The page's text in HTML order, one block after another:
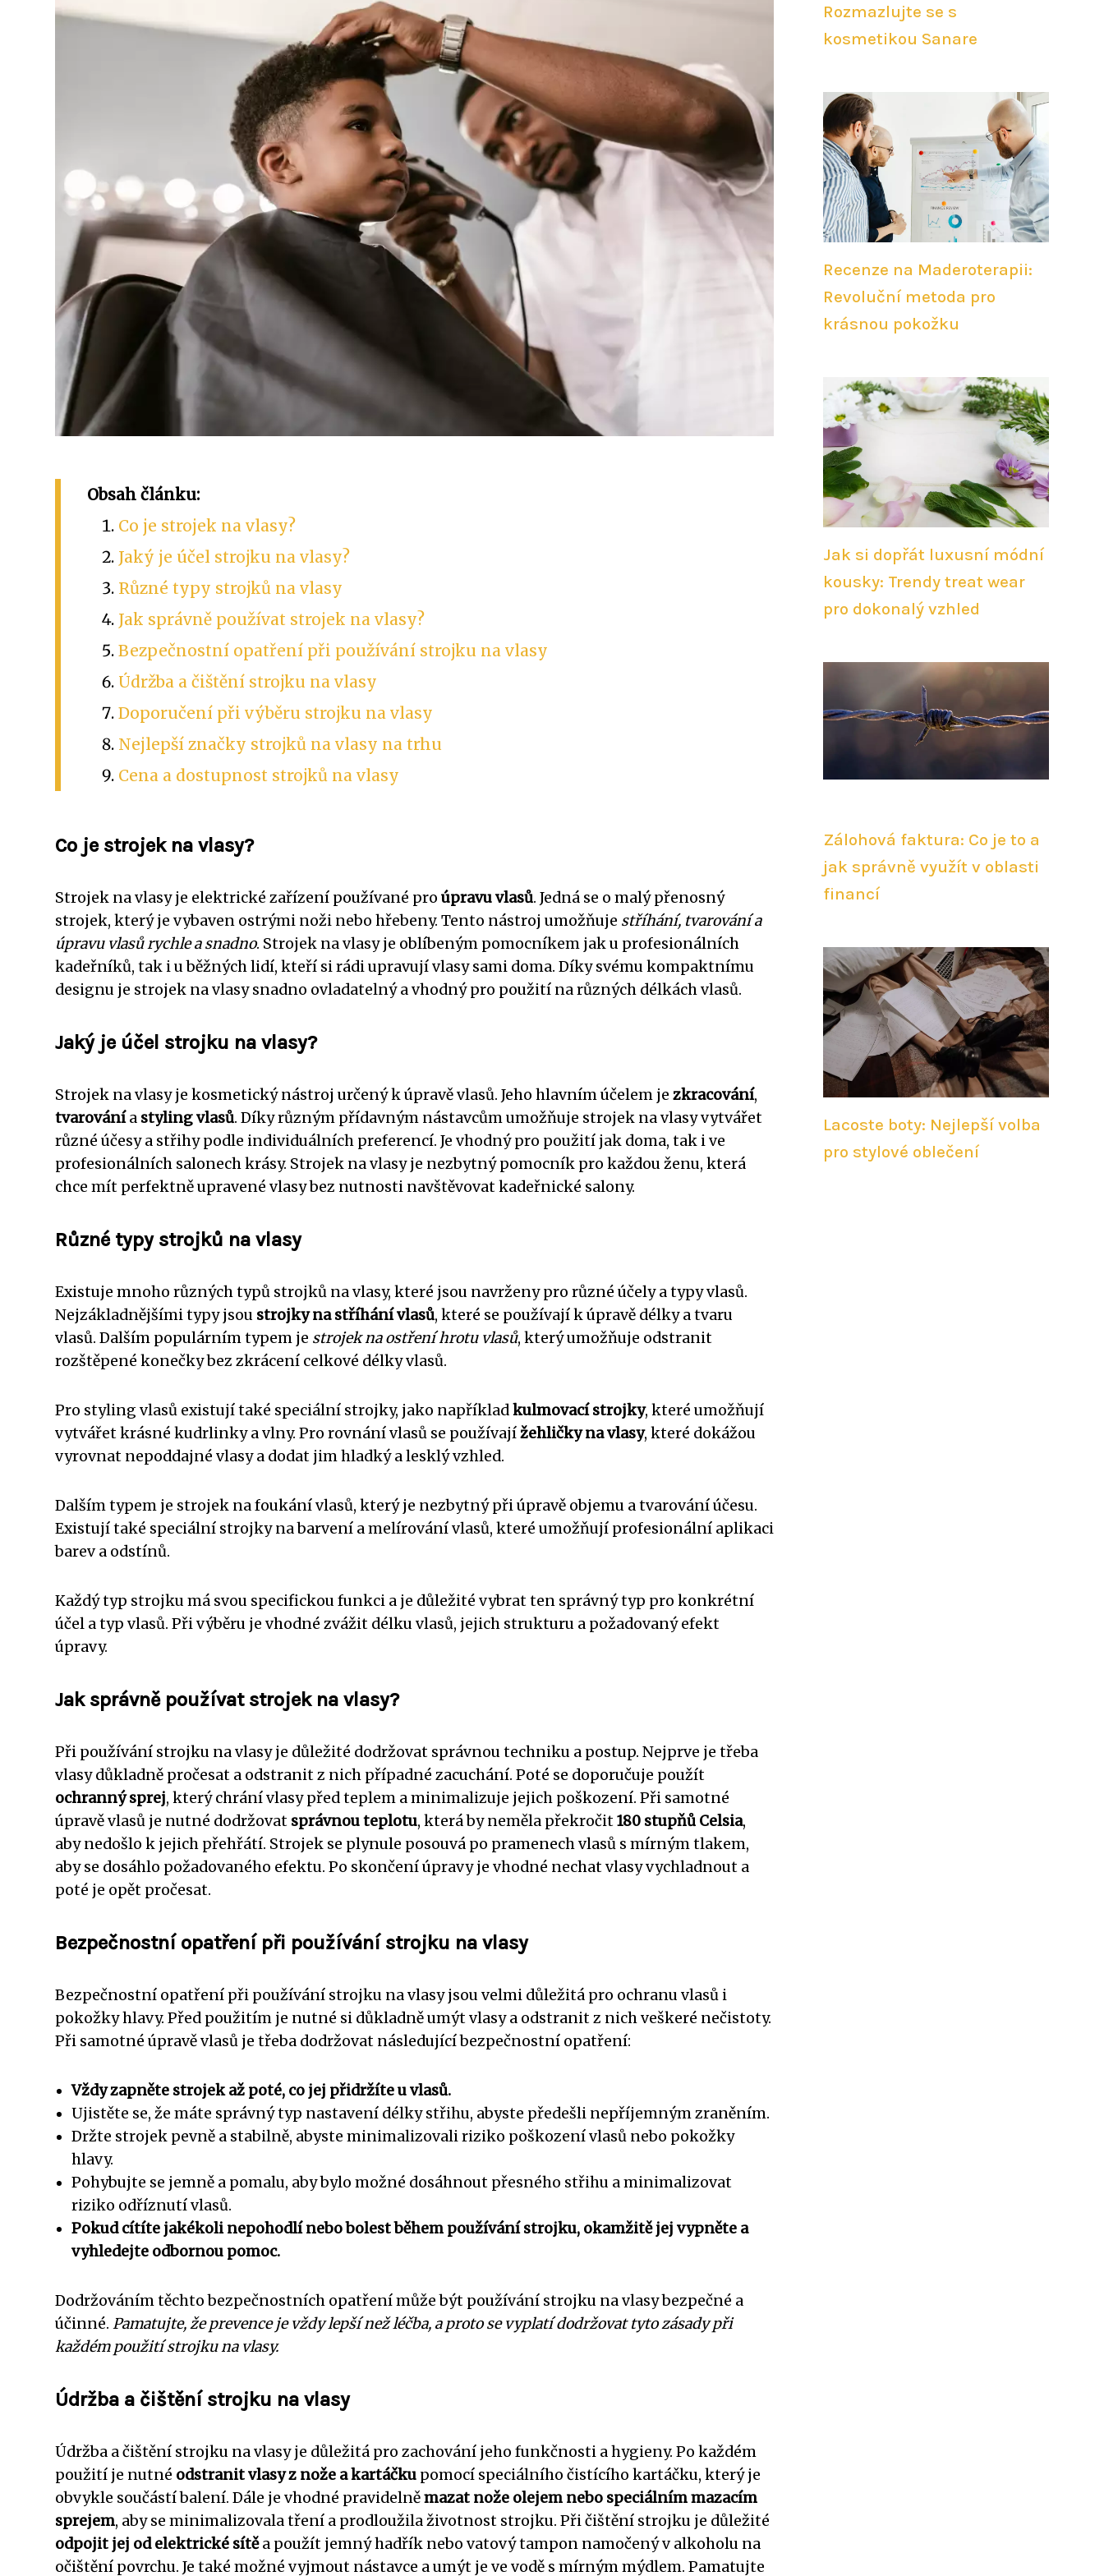
Obsah článku:
Co je strojek na vlasy?
Jaký je účel strojku na vlasy?
Různé typy strojků na vlasy
Jak správně používat strojek na vlasy?
Bezpečnostní opatření při používání strojku na vlasy
Údržba a čištění strojku na vlasy
Doporučení při výběru strojku na vlasy
Nejlepší značky strojků na vlasy na trhu
Cena a dostupnost strojků na vlasy
Co je strojek na vlasy?
Strojek na vlasy je elektrické zařízení používané pro úpravu vlasů. Jedná se o malý přenosný
strojek, který je vybaven ostrými noži nebo hřebeny. Tento nástroj umožňuje stříhání, tvarování a
úpravu vlasů rychle a snadno. Strojek na vlasy je oblíbeným pomocníkem jak u profesionálních
kadeřníků, tak i u běžných lidí, kteří si rádi upravují vlasy sami doma. Díky svému kompaktnímu
designu je strojek na vlasy snadno ovladatelný a vhodný pro použití na různých délkách vlasů.
Jaký je účel strojku na vlasy?
Strojek na vlasy je kosmetický nástroj určený k úpravě vlasů. Jeho hlavním účelem je zkracování,
tvarovánía styling vlasů. Díky různým přídavným nástavcům umožňuje strojek na vlasy vytvářet
různé účesy a střihy podle individuálních preferencí. Je vhodný pro použití jak doma, tak i ve
profesionálních salonech krásy. Strojek na vlasy je nezbytný pomocník pro každou ženu, která
chce mít perfektně upravené vlasy bez nutnosti navštěvovat kadeřnické salony.
Různé typy strojků na vlasy
Existuje mnoho různých typů strojků na vlasy, které jsou navrženy pro různé účely a typy vlasů.
Nejzákladnějšími typy jsou strojky na stříhání vlasů, které se používají k úpravě délky a tvaru
vlasů. Dalším populárním typem je strojek na ostření hrotu vlasů, který umožňuje odstranit
rozštěpené konečky bez zkrácení celkové délky vlasů.
Pro styling vlasů existují také speciální strojky, jako napříkladkulmovací strojky, které umožňují
vytvářet krásné kudrlinky a vlny. Pro rovnání vlasů se používajížehličky na vlasy, které dokážou
vyrovnat nepoddajné vlasy a dodat jim hladký a lesklý vzhled.
Dalším typem je strojek na foukání vlasů, který je nezbytný při úpravě objemu a tvarování účesu.
Existují také speciální strojky na barvení a melírování vlasů, které umožňují profesionální aplikaci
barev a odstínů.
Každý typ strojku má svou specifickou funkci a je důležité vybrat ten správný typ pro konkrétní
účel a typ vlasů. Při výběru je vhodné zvážit délku vlasů, jejich strukturu a požadovaný efekt
úpravy.
Jak správně používat strojek na vlasy?
Při používání strojku na vlasy je důležité dodržovat správnou techniku a postup. Nejprve je třeba
vlasy důkladně pročesat a odstranit z nich případné zacuchání. Poté se doporučuje použít
ochranný sprej, který chrání vlasy před teplem a minimalizuje jejich poškození. Při samotné
úpravě vlasů je nutné dodržovat správnou teplotu, která by neměla překročit180 stupňů Celsia,
aby nedošlo k jejich přehřátí. Strojek se plynule posouvá po pramenech vlasů s mírným tlakem,
aby se dosáhlo požadovaného efektu. Po skončení úpravy je vhodné nechat vlasy vychladnout a
poté je opět pročesat.
Bezpečnostní opatření při používání strojku na vlasy
Bezpečnostní opatření při používání strojku na vlasy jsou velmi důležitá pro ochranu vlasů i
pokožky hlavy. Před použitím je nutné si důkladně umýt vlasy a odstranit z nich veškeré nečistoty.
Při samotné úpravě vlasů je třeba dodržovat následující bezpečnostní opatření:
Vždy zapněte strojek až poté, co jej přidržíte u vlasů.
Ujistěte se, že máte správný typ nastavení délky střihu, abyste předešli nepříjemným zraněním.
Držte strojek pevně a stabilně, abyste minimalizovali riziko poškození vlasů nebo pokožky
hlavy.
Pohybujte se jemně a pomalu, aby bylo možné dosáhnout přesného střihu a minimalizovat
riziko odříznutí vlasů.
Pokud cítíte jakékoli nepohodlí nebo bolest během používání strojku, okamžitě jej vypněte a
vyhledejte odbornou pomoc.
Dodržováním těchto bezpečnostních opatření může být používání strojku na vlasy bezpečné a
účinné. Pamatujte, že prevence je vždy lepší než léčba, a proto se vyplatí dodržovat tyto zásady při
každém použití strojku na vlasy.
Údržba a čištění strojku na vlasy
Údržba a čištění strojku na vlasy je důležitá pro zachování jeho funkčnosti a hygieny. Po každém
použití je nutné odstranit vlasy z nože a kartáčku pomocí speciálního čistícího kartáčku, který je
obvykle součástí balení. Dále je vhodné pravidelněmazat nože olejem nebo speciálním mazacím
sprejem, aby se minimalizovala tření a prodloužila životnost strojku. Při čištění strojku je důležité
odpojit jej od elektrické sítěa použít jemný hadřík nebo vatový tampon namočený v alkoholu na
očištění povrchu. Je také možné vyjmout nástavce a umýt je ve vodě s mírným mýdlem. Pamatujte
Rozmazlujte se s
kosmetikou Sanare
Recenze na Maderoterapii:
Revoluční metoda pro
krásnou pokožku
Jak si dopřát luxusní módní
kousky: Trendy treat wear
pro dokonalý vzhled
Zálohová faktura: Co je to a
jak správně využít v oblasti
financí
Lacoste boty: Nejlepší volba
pro stylové oblečení